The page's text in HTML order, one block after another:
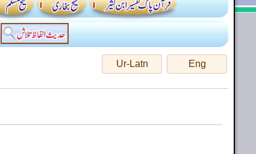
Eng
Ur-Latn